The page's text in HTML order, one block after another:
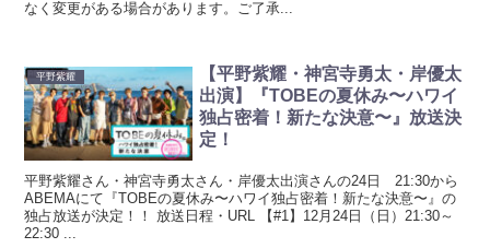
なく変更がある場合があります。ご了承...
平野紫耀
【平野紫耀・神宮寺勇太・岸優太
出演】『TOBEの夏休み〜ハワイ
独占密着！新たな決意〜』放送決
定！
平野紫耀さん・神宮寺勇太さん・岸優太出演さんの24日 21:30から
ABEMAにて『TOBEの夏休み〜ハワイ独占密着！新たな決意〜』の
独占放送が決定！！ 放送日程・URL 【#1】12月24日（日）21:30～
22:30 ...